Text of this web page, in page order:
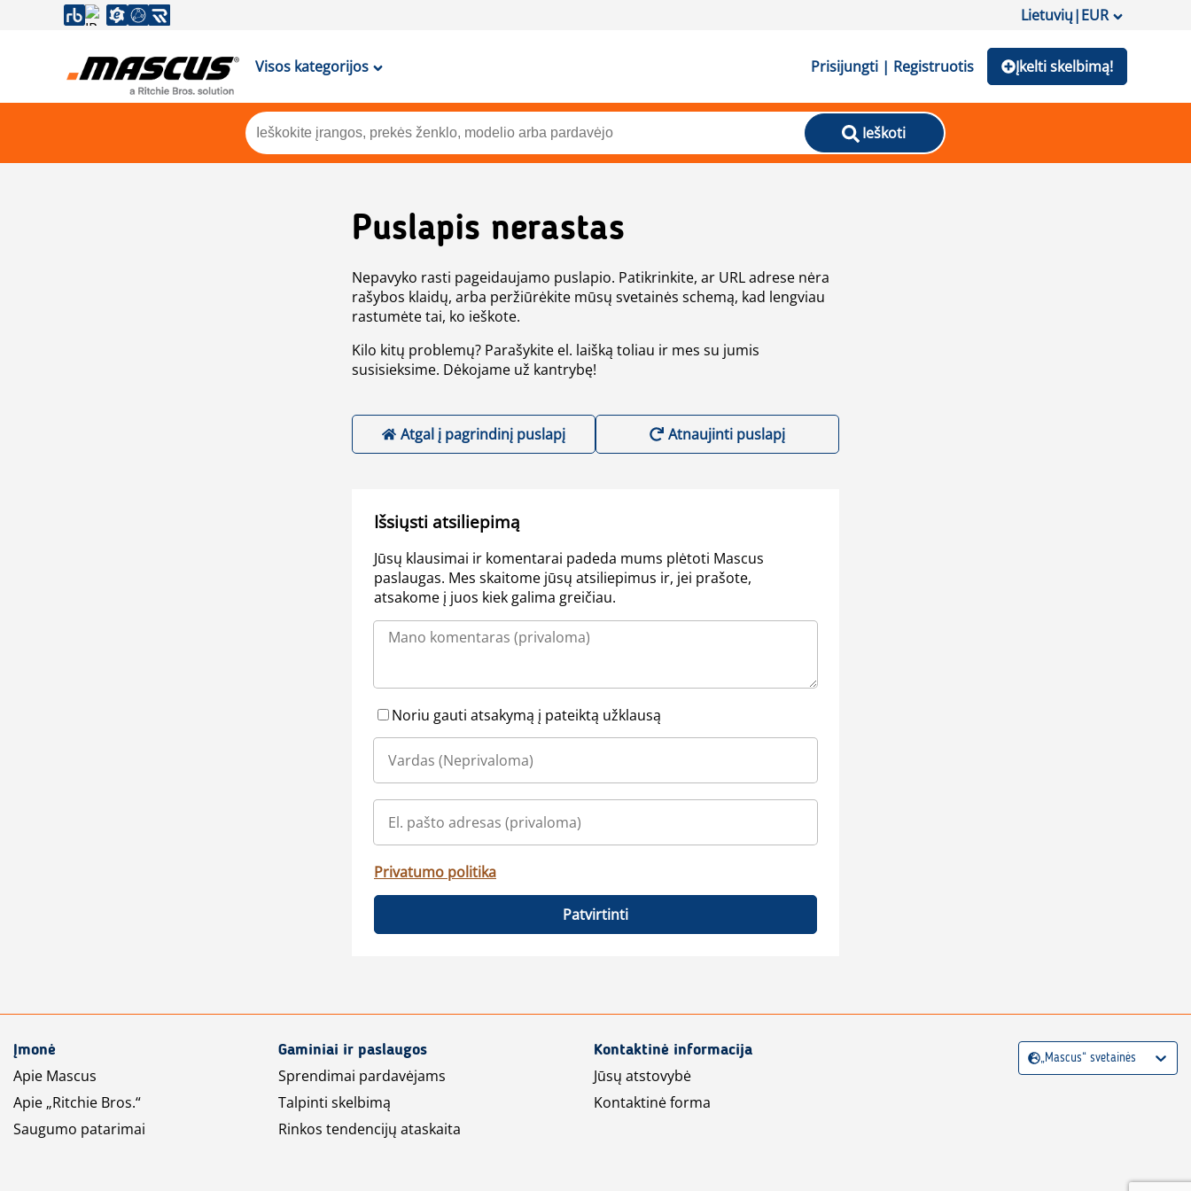
Lietuvių|EUR
Visos kategorijos Prisijungti | Registruotis Įkelti skelbimą!
Ieškoti
Puslapis nerastas
Nepavyko rasti pageidaujamo puslapio. Patikrinkite, ar URL adrese nėra
rašybos klaidų, arba peržiūrėkite mūsų svetainės schemą, kad lengviau
rastumėte tai, ko ieškote.
Kilo kitų problemų? Parašykite el. laišką toliau ir mes su jumis
susisieksime. Dėkojame už kantrybę!
Atgal į pagrindinį puslapį Atnaujinti puslapį
Išsiųsti atsiliepimą
Jūsų klausimai ir komentarai padeda mums plėtoti Mascus
paslaugas. Mes skaitome jūsų atsiliepimus ir, jei prašote,
atsakome į juos kiek galima greičiau.
Noriu gauti atsakymą į pateiktą užklausą
Privatumo politika
Patvirtinti
Įmonė
Apie Mascus
Apie „Ritchie Bros.“
Saugumo patarimai
Gaminiai ir paslaugos
Sprendimai pardavėjams
Talpinti skelbimą
Rinkos tendencijų ataskaita
Kontaktinė informacija
Jūsų atstovybė
Kontaktinė forma
„Mascus“ svetainės